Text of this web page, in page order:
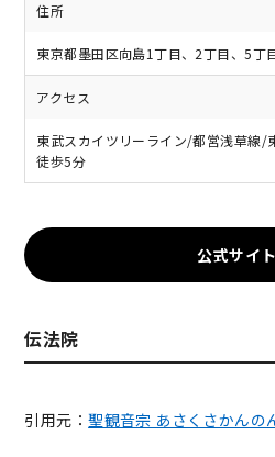
住所
東京都墨田区向島1丁目、2丁目、5丁
アクセス
東武スカイツリーライン/都営浅草線/
徒歩5分
公式サイト
伝法院
引用元：聖観音宗 あさくさかんの